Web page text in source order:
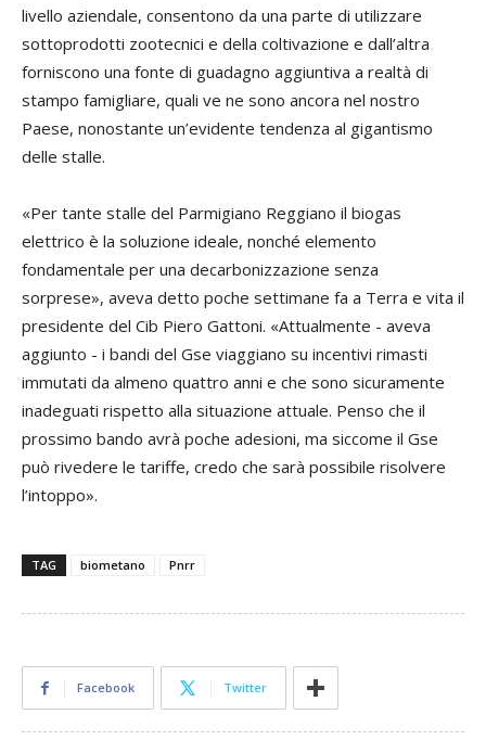
livello aziendale, consentono da una parte di utilizzare
sottoprodotti zootecnici e della coltivazione e dall’altra
forniscono una fonte di guadagno aggiuntiva a realtà di
stampo famigliare, quali ve ne sono ancora nel nostro
Paese, nonostante un’evidente tendenza al gigantismo
delle stalle.
«Per tante stalle del Parmigiano Reggiano il biogas
elettrico è la soluzione ideale, nonché elemento
fondamentale per una decarbonizzazione senza
sorprese», aveva detto poche settimane fa a Terra e vita il
presidente del Cib Piero Gattoni. «Attualmente - aveva
aggiunto - i bandi del Gse viaggiano su incentivi rimasti
immutati da almeno quattro anni e che sono sicuramente
inadeguati rispetto alla situazione attuale. Penso che il
prossimo bando avrà poche adesioni, ma siccome il Gse
può rivedere le tariffe, credo che sarà possibile risolvere
l’intoppo».
TAG biometano Pnrr
Facebook Twitter